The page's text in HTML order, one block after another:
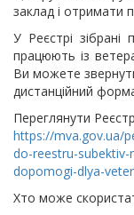
заклад і отримати
У Реєстрі зібрані
працюють із
Ви можете
дистанційний
Переглянути
https://mva.gov.ua/
do-reestru-subektiv-
dopomogi-dlya-
Хто може